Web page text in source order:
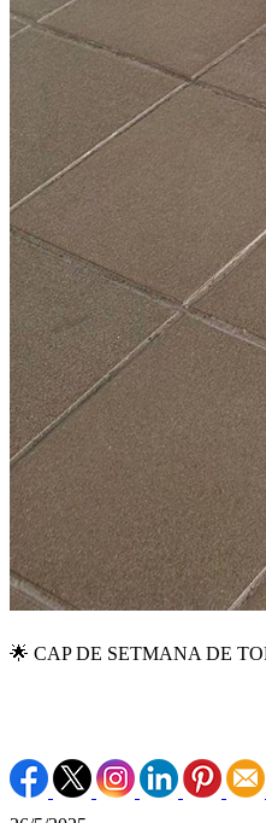
🌟 CAP DE SETMANA DE